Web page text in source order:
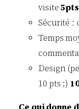
visite5pts
Sécurité :
Temps
Design
10 pts ;)